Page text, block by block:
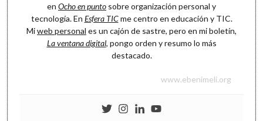
en Ocho en punto sobre organización personal y
tecnología. En Esfera TICme centro en educación y TIC.
Miweb personal es un cajón de sastre, pero en mi boletín,
La ventana digital, pongo orden y resumo lo más
destacado.
www.ebenimeli.org